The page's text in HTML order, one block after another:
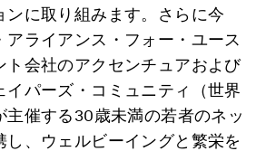
ンに取り組みます。さらに今
ライアンス・フォー・ユース
ト会社のアクセンチュアおよび
イパーズ・コミュニティ（世界
主催する30歳未満の若者のネッ
し、ウェルビーイングと繁栄を